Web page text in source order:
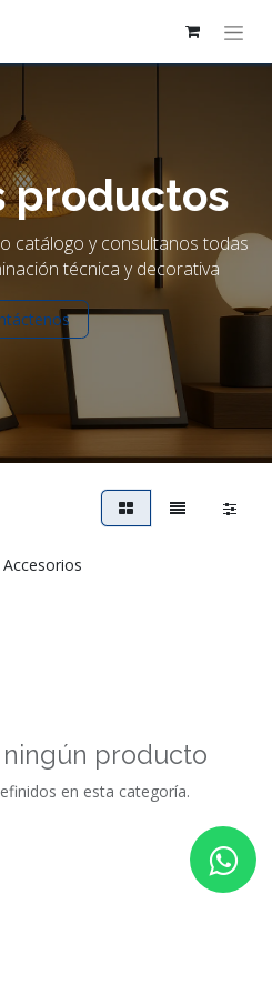
productos
catálogo y consultanos todas
técnica y decorativa
Accesorios
ningún producto
en esta categoría.